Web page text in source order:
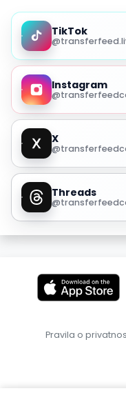
TikTok
Instagram
X
Threads
Pravila o